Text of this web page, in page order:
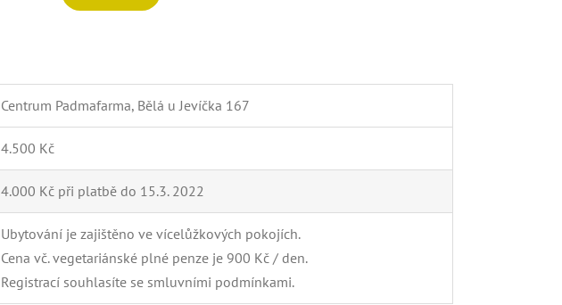
Centrum Padmafarma, Bělá u Jevíčka 167
4.500 Kč
4.000 Kč při platbě do 15.3. 2022
Ubytování je zajištěno ve vícelůžkových pokojích.
Cena vč. vegetariánské plné penze je 900 Kč / den.
Registrací souhlasíte se smluvními podmínkami.